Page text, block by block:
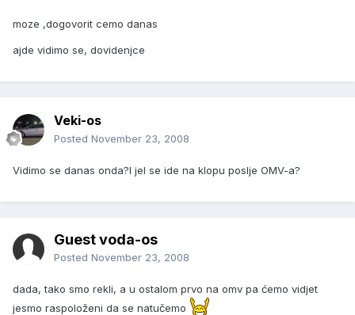
moze ,dogovorit cemo danas
ajde vidimo se, dovidenjce
Veki-os
Posted November 23, 2008
Vidimo se danas onda?I jel se ide na klopu poslje OMV-a?
Guest voda-os
Posted November 23, 2008
dada, tako smo rekli, a u ostalom prvo na omv pa ćemo vidjet
jesmo raspoloženi da se natučemo